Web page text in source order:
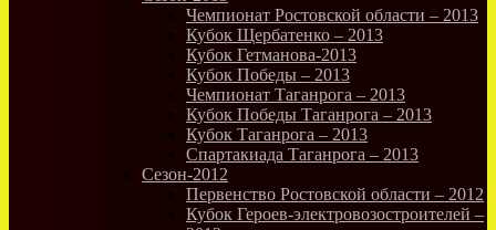
Чемпионат Ростовской области – 2013
Кубок Щербатенко – 2013
Кубок Гетманова-2013
Кубок Победы – 2013
Чемпионат Таганрога – 2013
Кубок Победы Таганрога – 2013
Кубок Таганрога – 2013
Спартакиада Таганрога – 2013
Сезон-2012
Первенство Ростовской области – 2012
Кубок Героев-электровозостроителей –